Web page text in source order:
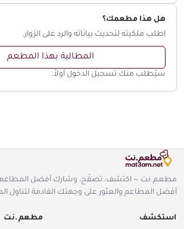
هل هذا مطعمك؟
اطلب ملكيته لتحديث بياناته والرد على الزوار.
المطالبة بهذا المطعم
سيُطلب منك تسجيل الدخول أولاً.
مطعم.نت — اكتشف، تصفّح، وشارك أفضل
أفضل المطاعم والعثور على وجهتك القادمة لتناول
استكشف مطعم.نت